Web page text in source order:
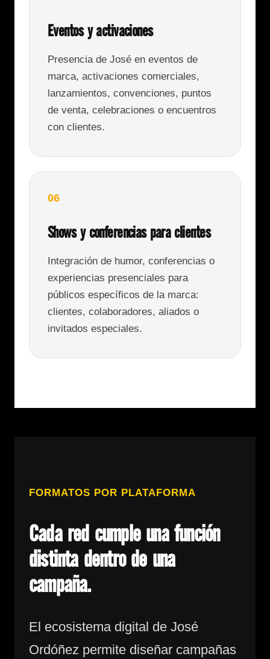
Eventos y activaciones
Presencia de José en eventos de
marca, activaciones comerciales,
lanzamientos, convenciones, puntos
de venta, celebraciones o encuentros
con clientes.
06
Shows y conferencias para clientes
Integración de humor, conferencias o
experiencias presenciales para
públicos específicos de la marca:
clientes, colaboradores, aliados o
invitados especiales.
FORMATOS POR PLATAFORMA
Cada red cumple una función
distinta dentro de una
campaña.
El ecosistema digital de José
Ordóñez permite diseñar campañas